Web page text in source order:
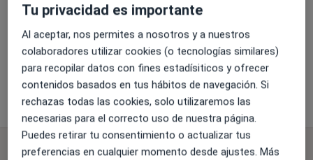
Ampliar
Ementis Benalmádena
Calle Albaicín, 8, Benalmádena 29631
Preguntas frecuentes
Tu privacidad es importante
Al aceptar, nos permites a nosotros y a nuestros
colaboradores utilizar cookies (o tecnologías similares)
para recopilar datos con fines estadísiticos y ofrecer
contenidos basados en tus hábitos de navegación. Si
rechazas todas las cookies, solo utilizaremos las
necesarias para el correcto uso de nuestra página.
Puedes retirar tu consentimiento o actualizar tus
preferencias en cualquier momento desde ajustes. Más